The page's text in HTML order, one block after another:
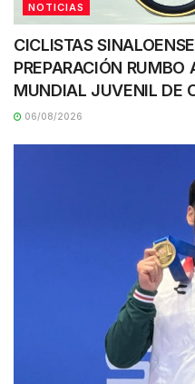
NOTICIAS
CICLISTAS
PREPARACIÓN RUMBO
MUNDIAL JUVENIL DE
06/08/2026